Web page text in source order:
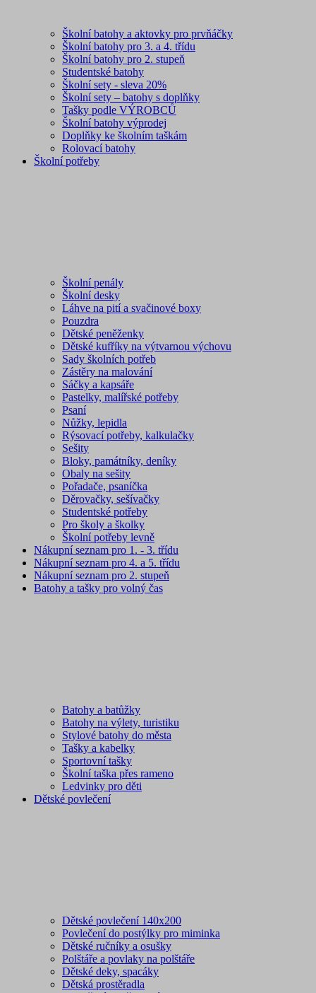
Školní batohy a aktovky pro prvňáčky
Školní batohy pro 3. a 4. třídu
Školní batohy pro 2. stupeň
Studentské batohy
Školní sety - sleva 20%
Školní sety – batohy s doplňky
Tašky podle VÝROBCŮ
Školní batohy výprodej
Doplňky ke školním taškám
Rolovací batohy
Školní potřeby
Školní penály
Školní desky
Láhve na pití a svačinové boxy
Pouzdra
Dětské peněženky
Dětské kufříky na výtvarnou výchovu
Sady školních potřeb
Zástěry na malování
Sáčky a kapsáře
Pastelky, malířské potřeby
Psaní
Nůžky, lepidla
Rýsovací potřeby, kalkulačky
Sešity
Bloky, památníky, deníky
Obaly na sešity
Pořadače, psaníčka
Děrovačky, sešívačky
Studentské potřeby
Pro školy a školky
Školní potřeby levně
Nákupní seznam pro 1. - 3. třídu
Nákupní seznam pro 4. a 5. třídu
Nákupní seznam pro 2. stupeň
Batohy a tašky pro volný čas
Batohy a batůžky
Batohy na výlety, turistiku
Stylové batohy do města
Tašky a kabelky
Sportovní tašky
Školní taška přes rameno
Ledvinky pro děti
Dětské povlečení
Dětské povlečení 140x200
Povlečení do postýlky pro miminka
Dětské ručníky a osušky
Polštáře a povlaky na polštáře
Dětské deky, spacáky
Dětská prostěradla